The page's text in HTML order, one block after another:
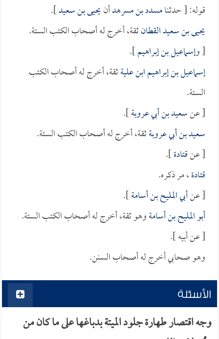
قوله: [ حدثنامسدد بن مسرهدأنيحيى بن سعيد].
يحيى بن سعيد القطانثقة، أخرج له أصحاب الكتب الستة.
[ وإسماعيل بن إبراهيم].
إسماعيل بن إبراهيم ابن عليةثقة، أخرج له أصحاب الكتب
الستة.
[ عنسعيد بن أبي عروبة].
سعيد بن أبي عروبةثقة، أخرج له أصحاب الكتب الستة.
[ عنقتادة].
قتادة، مر ذكره.
[ عنأبي المليح بن أسامة].
أبو المليح بن أسامةوهو ثقة، أخرج له أصحاب الكتب الستة.
[ عن أبيه ].
وهو صحابي أخرج له أصحاب السنن.
الأسئلة
وجه اقتصار طهارة جلود الميتة بدباغها على ما كان من